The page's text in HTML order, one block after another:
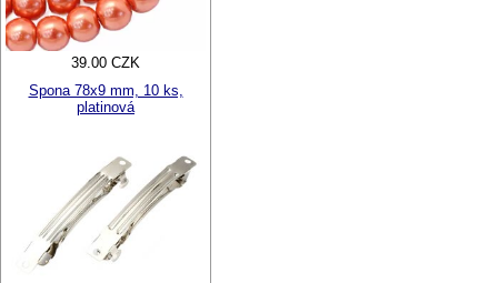
39.00 CZK
Spona 78x9 mm, 10 ks,
platinová